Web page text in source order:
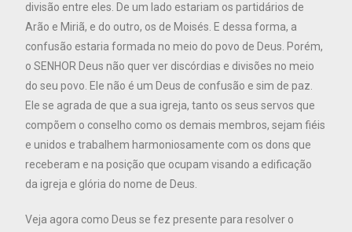
divisão entre eles. De um lado estariam os partidários de
Arão e Miriã, e do outro, os de Moisés. E dessa forma, a
confusão estaria formada no meio do povo de Deus. Porém,
o SENHOR Deus não quer ver discórdias e divisões no meio
do seu povo. Ele não é um Deus de confusão e sim de paz.
Ele se agrada de que a sua igreja, tanto os seus servos que
compõem o conselho como os demais membros, sejam fiéis
e unidos e trabalhem harmoniosamente com os dons que
receberam e na posição que ocupam visando a edificação
da igreja e glória do nome de Deus.
Veja agora como Deus se fez presente para resolver o